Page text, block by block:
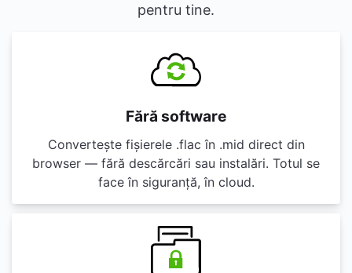
pentru tine.
Fără software
Convertește fișierele .flac în .mid direct din
browser — fără descărcări sau instalări. Totul se
face în siguranță, în cloud.